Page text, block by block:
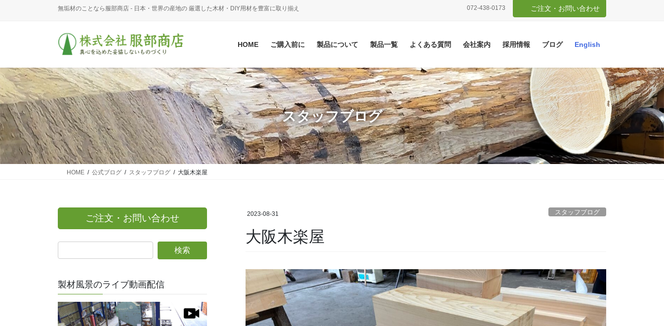
移
動
ン
に
移
動
無垢材のことなら服部商店 - 日本・世界の産地の 厳選した木材・DIY用材を豊富に取り揃え 072-438-0173 ご注文・お問い合わせ
HOME ご購入前に 製品について 製品一覧 よくある質問 会社案内 採用情報 ブログ English
スタッフブログ
HOME 公式ブログ スタッフブログ 大阪木楽屋
2023-08-31 スタッフブログ
大阪木楽屋
ご注文・お問い合わせ
製材風景のライブ動画配信